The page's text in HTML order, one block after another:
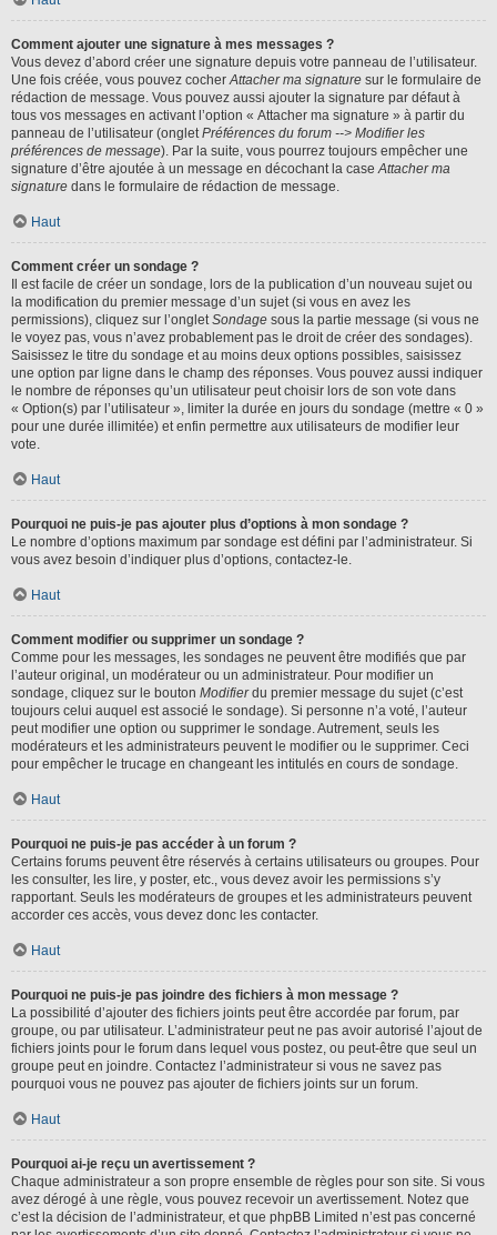
Comment ajouter une signature à mes messages ?
Vous devez d’abord créer une signature depuis votre panneau de l’utilisateur.
Une fois créée, vous pouvez cocherAttacher ma signature sur le formulaire de
rédaction de message. Vous pouvez aussi ajouter la signature par défaut à
tous vos messages en activant l’option « Attacher ma signature » à partir du
panneau de l’utilisateur (ongletPréférences du forum --> Modifier les
préférences de message). Par la suite, vous pourrez toujours empêcher une
signature d’être ajoutée à un message en décochant la caseAttacher ma
signature dans le formulaire de rédaction de message.
Haut
Comment créer un sondage ?
Il est facile de créer un sondage, lors de la publication d’un nouveau sujet ou
la modification du premier message d’un sujet (si vous en avez les
permissions), cliquez sur l’ongletSondage sous la partie message (si vous ne
le voyez pas, vous n’avez probablement pas le droit de créer des sondages).
Saisissez le titre du sondage et au moins deux options possibles, saisissez
une option par ligne dans le champ des réponses. Vous pouvez aussi indiquer
le nombre de réponses qu’un utilisateur peut choisir lors de son vote dans
« Option(s) par l’utilisateur », limiter la durée en jours du sondage (mettre « 0 »
pour une durée illimitée) et enfin permettre aux utilisateurs de modifier leur
vote.
Haut
Pourquoi ne puis-je pas ajouter plus d’options à mon sondage ?
Le nombre d’options maximum par sondage est défini par l’administrateur. Si
vous avez besoin d’indiquer plus d’options, contactez-le.
Haut
Comment modifier ou supprimer un sondage ?
Comme pour les messages, les sondages ne peuvent être modifiés que par
l’auteur original, un modérateur ou un administrateur. Pour modifier un
sondage, cliquez sur le bouton Modifierdu premier message du sujet (c’est
toujours celui auquel est associé le sondage). Si personne n’a voté, l’auteur
peut modifier une option ou supprimer le sondage. Autrement, seuls les
modérateurs et les administrateurs peuvent le modifier ou le supprimer. Ceci
pour empêcher le trucage en changeant les intitulés en cours de sondage.
Haut
Pourquoi ne puis-je pas accéder à un forum ?
Certains forums peuvent être réservés à certains utilisateurs ou groupes. Pour
les consulter, les lire, y poster, etc., vous devez avoir les permissions s’y
rapportant. Seuls les modérateurs de groupes et les administrateurs peuvent
accorder ces accès, vous devez donc les contacter.
Haut
Pourquoi ne puis-je pas joindre des fichiers à mon message ?
La possibilité d’ajouter des fichiers joints peut être accordée par forum, par
groupe, ou par utilisateur. L’administrateur peut ne pas avoir autorisé l’ajout de
fichiers joints pour le forum dans lequel vous postez, ou peut-être que seul un
groupe peut en joindre. Contactez l’administrateur si vous ne savez pas
pourquoi vous ne pouvez pas ajouter de fichiers joints sur un forum.
Haut
Pourquoi ai-je reçu un avertissement ?
Chaque administrateur a son propre ensemble de règles pour son site. Si vous
avez dérogé à une règle, vous pouvez recevoir un avertissement. Notez que
c’est la décision de l’administrateur, et que phpBB Limited n’est pas concerné